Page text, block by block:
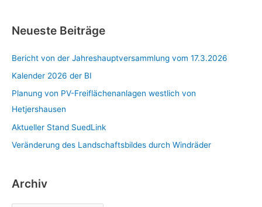
Neueste Beiträge
Bericht von der Jahreshauptversammlung vom 17.3.2026
Kalender 2026 der BI
Planung von PV-Freiflächenanlagen westlich von
Hetjershausen
Aktueller Stand SuedLink
Veränderung des Landschaftsbildes durch Windräder
Archiv